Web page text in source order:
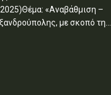
«Αναβάθμιση –
με σκοπό τη...